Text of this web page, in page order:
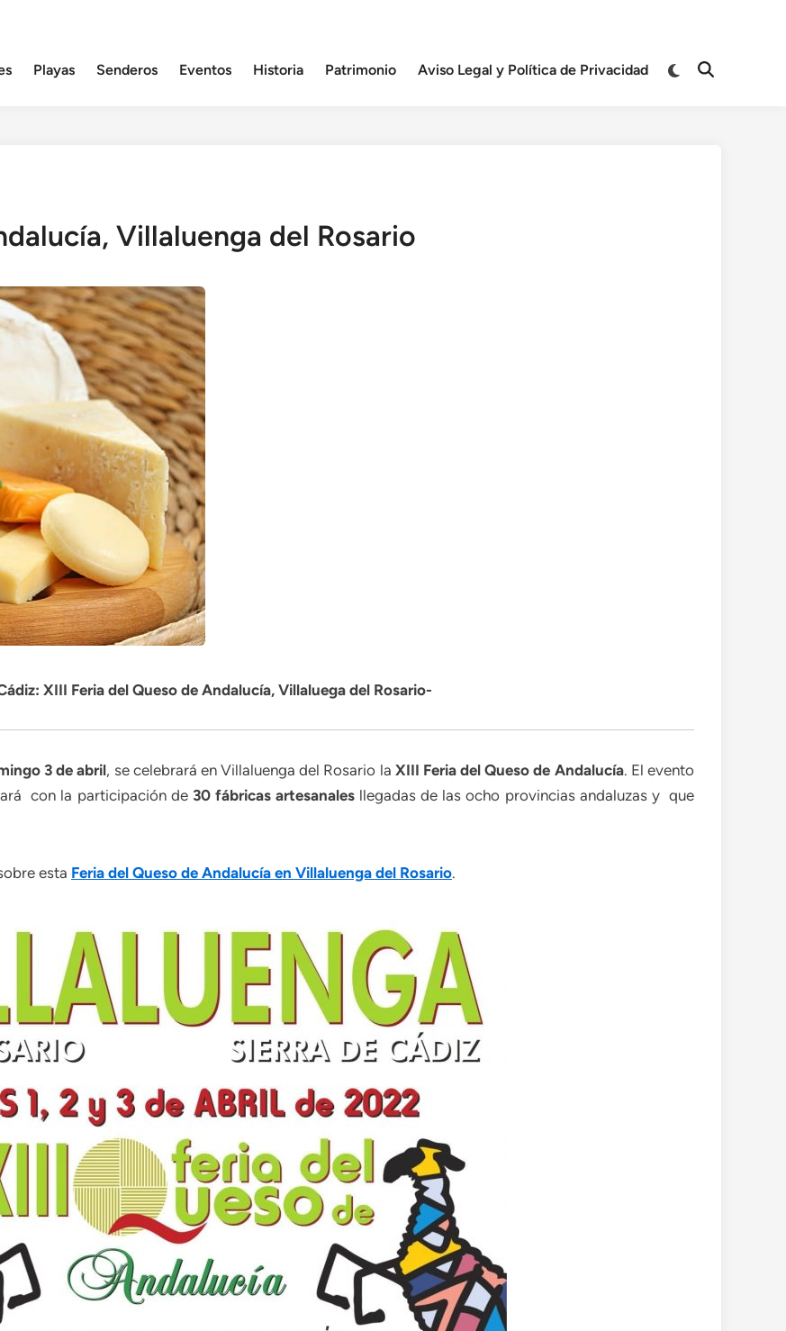
Playas Senderos Eventos Historia Patrimonio Aviso Legal y Política de Privacidad
Cambiar
Abrir
Villaluenga del Rosario
XIII Feria del Queso de Andalucía, Villaluega del Rosario-
3 de abril, se celebrará en Villaluenga del Rosario la XIII Feria del Queso de Andalucía. El evento
con la participación de 30 fábricas artesanales llegadas de las ocho provincias andaluzas y que
esta Feria del Queso de Andalucía en Villaluenga del Rosario.